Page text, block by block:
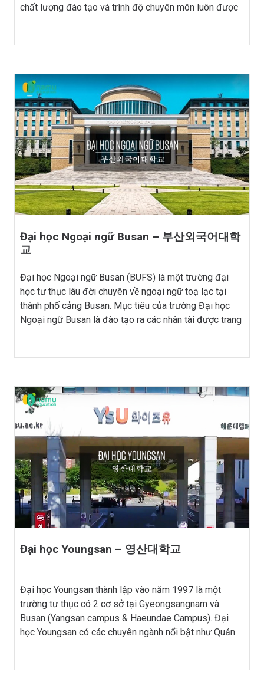
chất lượng đào tạo và trình độ chuyên môn luôn được
Đại học Ngoại ngữ Busan – 부산외국어대학
교
Đại học Ngoại ngữ Busan (BUFS) là một trường đại
học tư thục lâu đời chuyên về ngoại ngữ toạ lạc tại
thành phố cảng Busan. Mục tiêu của trường Đại học
Ngoại ngữ Busan là đào tạo ra các nhân tài được trang
Đại học Youngsan – 영산대학교
Đại học Youngsan thành lập vào năm 1997 là một
trường tư thục có 2 cơ sở tại Gyeongsangnam và
Busan (Yangsan campus & Haeundae Campus). Đại
học Youngsan có các chuyên ngành nổi bật như Quản